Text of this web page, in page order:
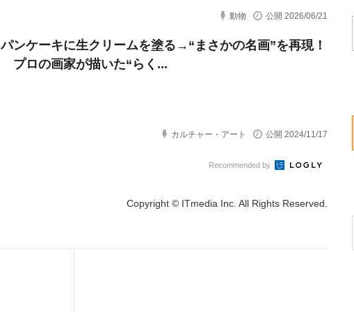
動物 公開 2026/06/21
パンケーキに生クリームを塗る→“まさかの名画”を再現！
プロの画家が描いた“らく...
カルチャー・アート 公開 2024/11/17
Recommended by
Copyright © ITmedia Inc. All Rights Reserved.